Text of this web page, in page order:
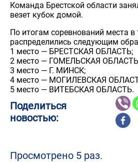
Команда Брестской области
везет кубок домой.
По итогам соревнований места в
распределились следующим
1 место — БРЕСТСКАЯ ОБЛАСТЬ;
2 место — ГОМЕЛЬСКАЯ
3 место — Г. МИНСК;
4 место — МОГИЛЕВСКАЯ
5 место — ВИТЕБСКАЯ ОБЛАСТЬ.
Поделиться
новостью:
Просмотрено 5 раз.